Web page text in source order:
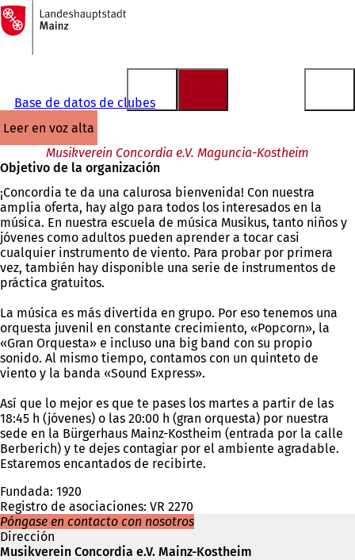
Saltar al contenido
A
la
página
Base de datos de clubes
leer en voz alta
Musikverein Concordia e.V. Maguncia-Kostheim
Objetivo de la organización
¡Concordia te da una calurosa bienvenida! Con nuestra
amplia oferta, hay algo para todos los interesados en la
música. En nuestra escuela de música Musikus, tanto niños y
jóvenes como adultos pueden aprender a tocar casi
cualquier instrumento de viento. Para probar por primera
vez, también hay disponible una serie de instrumentos de
práctica gratuitos.
La música es más divertida en grupo. Por eso tenemos una
orquesta juvenil en constante crecimiento, «Popcorn», la
«Gran Orquesta» e incluso una big band con su propio
sonido. Al mismo tiempo, contamos con un quinteto de
viento y la banda «Sound Express».
Así que lo mejor es que te pases los martes a partir de las
18:45 h (jóvenes) o las 20:00 h (gran orquesta) por nuestra
sede en la Bürgerhaus Mainz-Kostheim (entrada por la calle
Berberich) y te dejes contagiar por el ambiente agradable.
Estaremos encantados de recibirte.
Fundada: 1920
Registro de asociaciones: VR 2270
Póngase en contacto con nosotros
Dirección
Musikverein Concordia e.V. Mainz-Kostheim